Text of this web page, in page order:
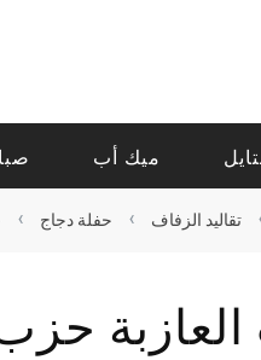
ميك أب
تقاليد الزفاف › حفلة دجاج ›